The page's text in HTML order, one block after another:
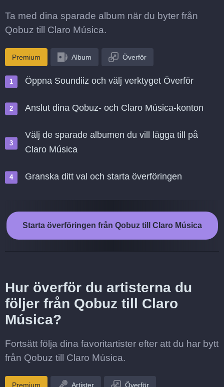
Ta med dina sparade album när du byter från
Qobuz till Claro Música.
Premium Album Överför
Öppna Soundiiz och välj verktyget Överför
Anslut dina Qobuz- och Claro Música-konton
Välj de sparade albumen du vill lägga till på
Claro Música
Granska ditt val och starta överföringen
Starta överföringen från Qobuz till Claro Música
Hur överför du artisterna du
följer från Qobuz till Claro
Música?
Fortsätt följa dina favoritartister efter att du har bytt
från Qobuz till Claro Música.
Premium Artister Överför